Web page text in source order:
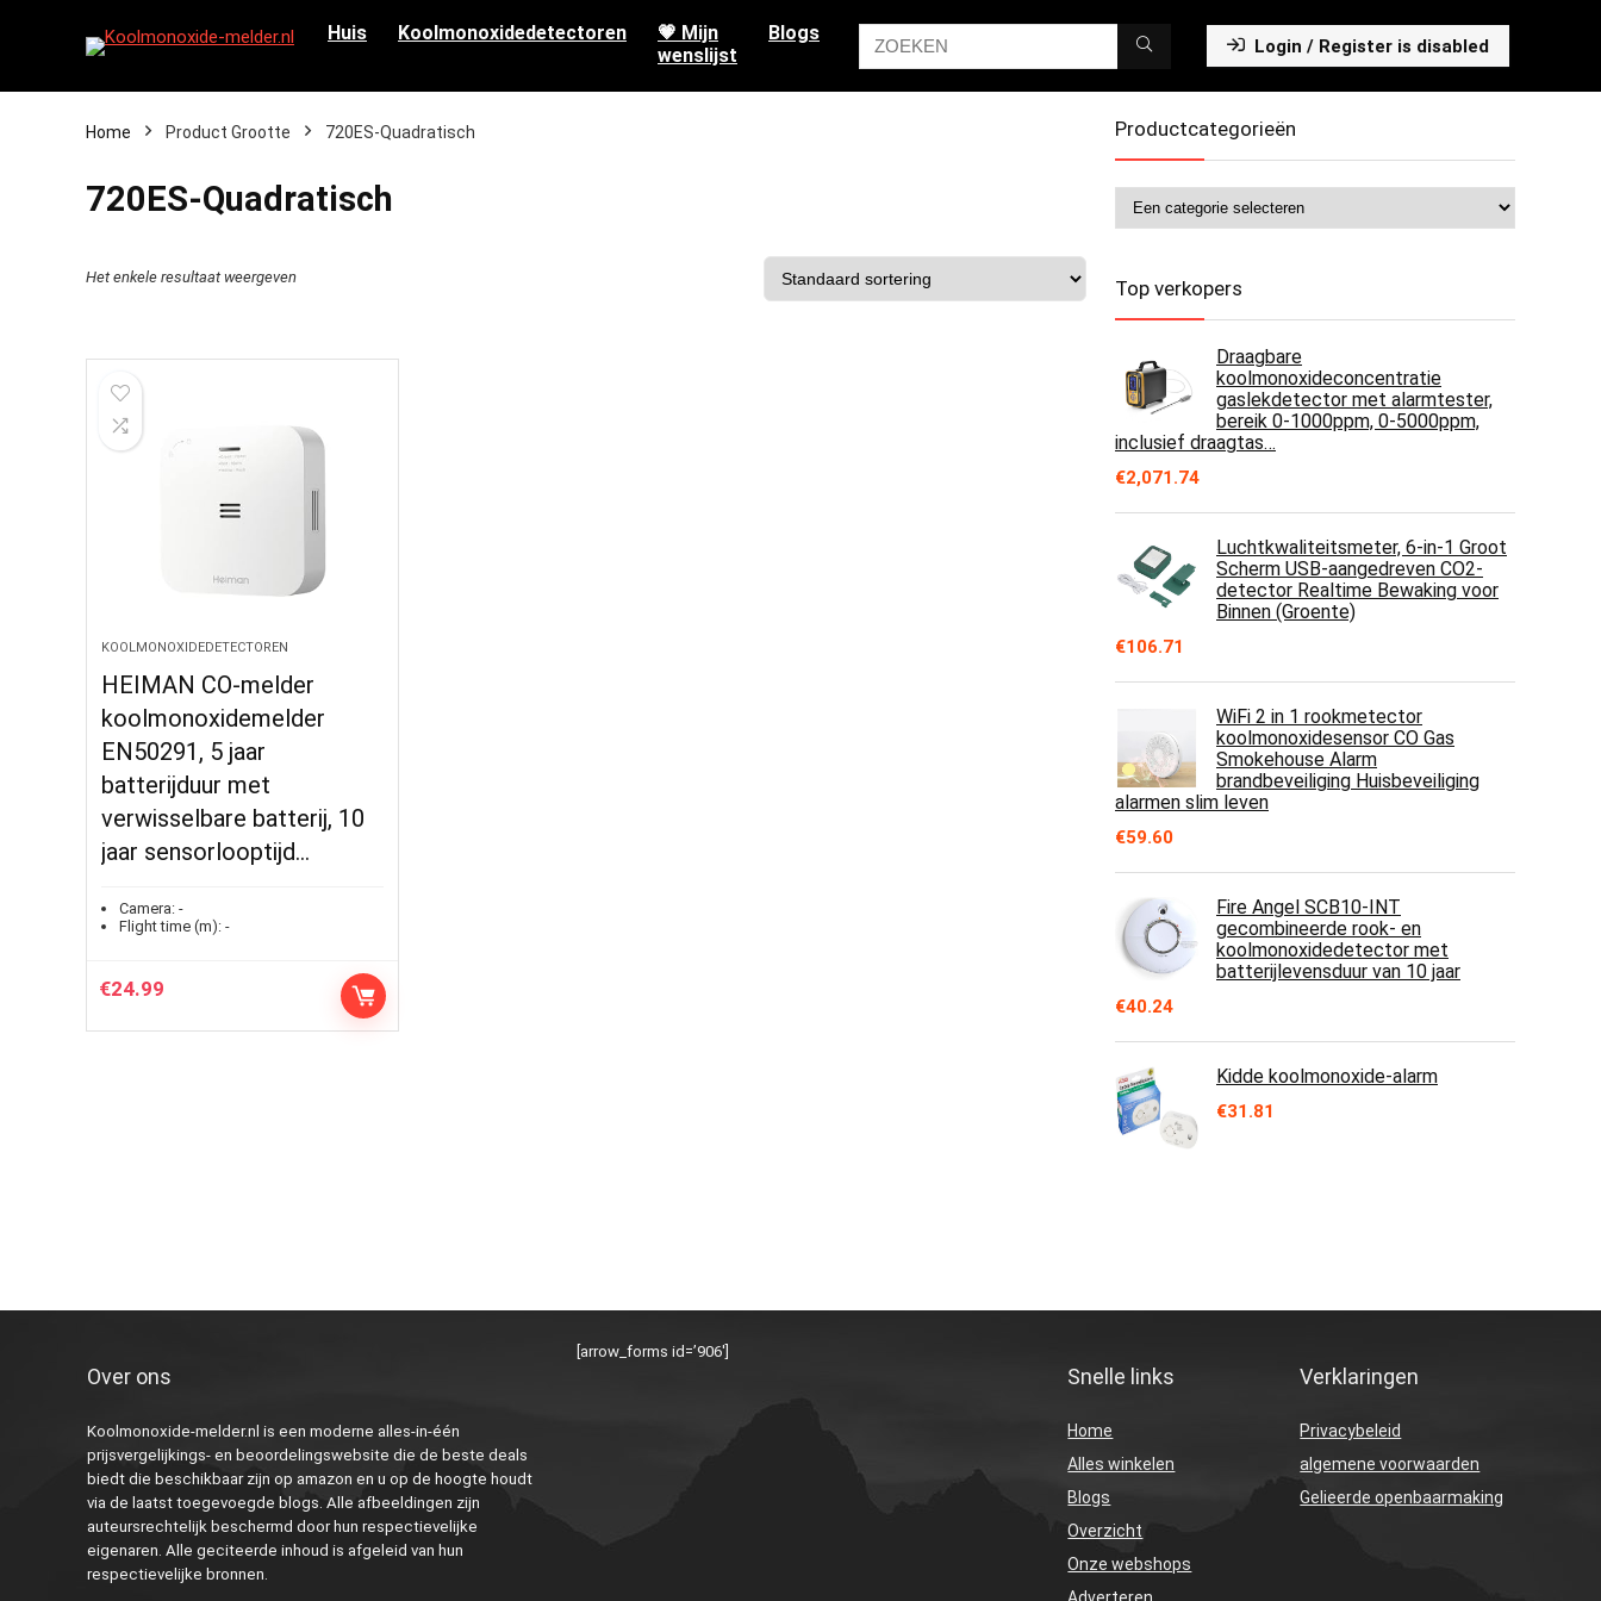
Huis Koolmonoxidedetectoren
💗 Mijn
wenslijst
Blogs
Login / Register is disabled
Home Product Grootte ‎720ES-Quadratisch
‎720ES-Quadratisch
Het enkele resultaat weergeven
KOOLMONOXIDEDETECTOREN
HEIMAN CO-melder
koolmonoxidemelder
EN50291, 5 jaar
batterijduur met
verwisselbare batterij, 10
jaar sensorlooptijd…
Camera: -
Flight time (m): -
€24.99
Productcategorieën
Top verkopers
Draagbare
koolmonoxideconcentratie
gaslekdetector met alarmtester,
bereik 0-1000ppm, 0-5000ppm,
inclusief draagtas…
€2,071.74
Luchtkwaliteitsmeter, 6-in-1 Groot
Scherm USB-aangedreven CO2-
detector Realtime Bewaking voor
Binnen (Groente)
€106.71
WiFi 2 in 1 rookmetector
koolmonoxidesensor CO Gas
Smokehouse Alarm
brandbeveiliging Huisbeveiliging
alarmen slim leven
€59.60
Fire Angel SCB10-INT
gecombineerde rook- en
koolmonoxidedetector met
batterijlevensduur van 10 jaar
€40.24
Kidde koolmonoxide-alarm
€31.81
Over ons
Koolmonoxide-melder.nl is een moderne alles-in-één
prijsvergelijkings- en beoordelingswebsite die de beste deals
biedt die beschikbaar zijn op amazon en u op de hoogte houdt
via de laatst toegevoegde blogs. Alle afbeeldingen zijn
auteursrechtelijk beschermd door hun respectievelijke
eigenaren. Alle geciteerde inhoud is afgeleid van hun
respectievelijke bronnen.
[arrow_forms id=’906′]
Snelle links
Home
Alles winkelen
Blogs
Overzicht
Onze webshops
Adverteren
Verklaringen
Privacybeleid
algemene voorwaarden
Gelieerde openbaarmaking